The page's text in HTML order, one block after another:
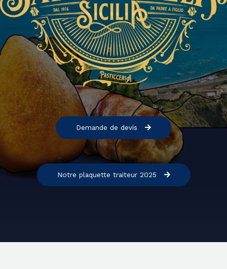
Demande de devis
Notre plaquette traiteur 2025